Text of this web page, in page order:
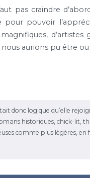
pas craindre
pour pouvoir
d’artistes
aurions pu être ou
donc logique qu’elle
historiques, chick-lit,
comme plus légères, en